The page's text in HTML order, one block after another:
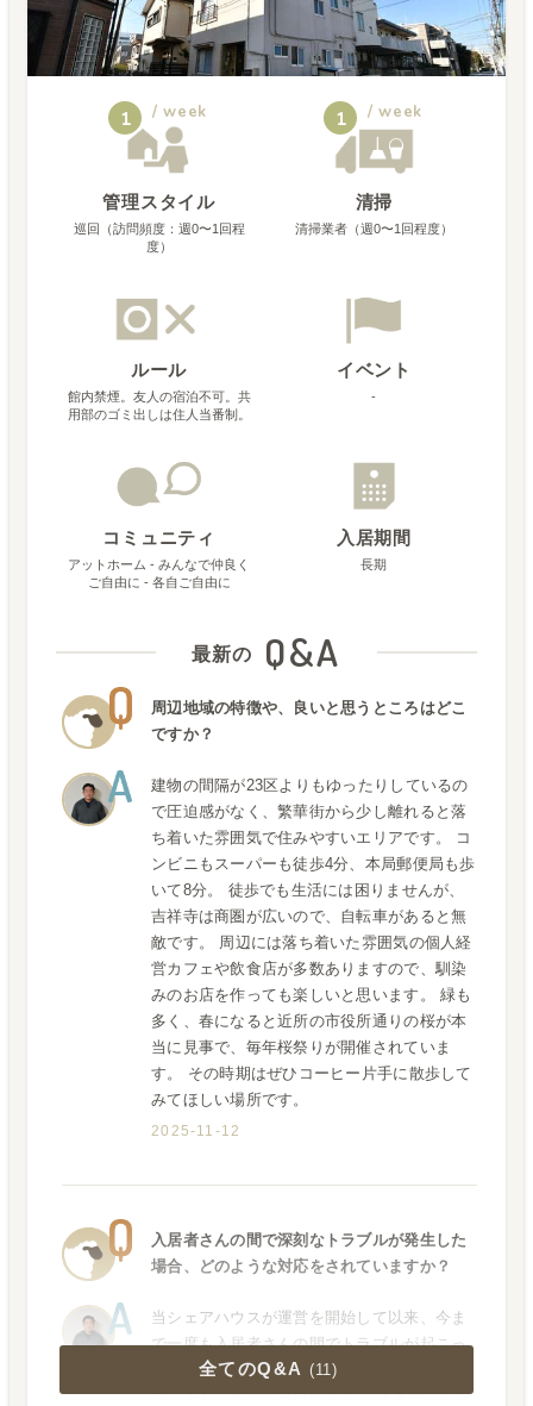
1 / week
管理スタイル
巡回（訪問頻度：週0〜1回程
度）
1 / week
清掃
清掃業者（週0〜1回程度）
ルール
館内禁煙。友人の宿泊不可。共
用部のゴミ出しは住人当番制。
イベント
-
コミュニティ
アットホーム - みんなで仲良く
ご自由に - 各自ご自由に
入居期間
長期
最新の Q&A
周辺地域の特徴や、良いと思うところはどこ
ですか？
建物の間隔が23区よりもゆったりしているの
で圧迫感がなく、繁華街から少し離れると落
ち着いた雰囲気で住みやすいエリアです。 コ
ンビニもスーパーも徒歩4分、本局郵便局も歩
いて8分。 徒歩でも生活には困りませんが、
吉祥寺は商圏が広いので、自転車があると無
敵です。 周辺には落ち着いた雰囲気の個人経
営カフェや飲食店が多数ありますので、馴染
みのお店を作っても楽しいと思います。 緑も
多く、春になると近所の市役所通りの桜が本
当に見事で、毎年桜祭りが開催されていま
す。 その時期はぜひコーヒー片手に散歩して
みてほしい場所です。
2025-11-12
入居者さんの間で深刻なトラブルが発生した
場合、どのような対応をされていますか？
当シェアハウスが運営を開始して以来、今ま
で一度も入居者さんの間でトラブルが起こっ
たことがありません。 長期入居される方が非
常に多く、関係性も良好です。 大家自らで管
全てのQ&A (11 )